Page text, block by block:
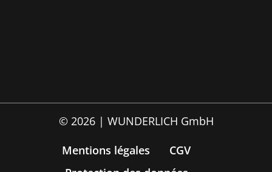
© 2026 | WUNDERLICH GmbH
Mentions légales
CGV